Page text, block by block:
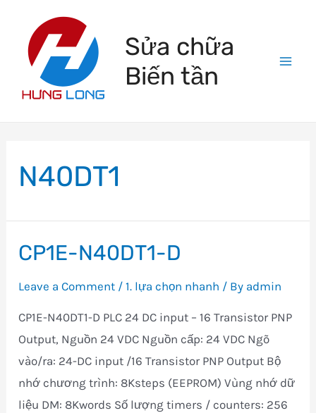
content
Sửa chữa
Biến tần
N40DT1
CP1E-N40DT1-D
Leave a Comment /1. lựa chọn nhanh / By admin
CP1E-N40DT1-D PLC 24 DC input – 16 Transistor PNP
Output, Nguồn 24 VDC Nguồn cấp: 24 VDC Ngõ
vào/ra: 24-DC input /16 Transistor PNP Output Bộ
nhớ chương trình: 8Ksteps (EEPROM) Vùng nhớ dữ
liệu DM: 8Kwords Số lượng timers / counters: 256